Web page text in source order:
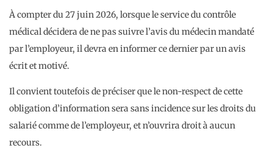
À compter du 27 juin 2026, lorsque le service du contrôle
médical décidera de ne pas suivre l’avis du médecin mandaté
par l’employeur, il devra en informer ce dernier par un avis
écrit et motivé.
Il convient toutefois de préciser que le non-respect de cette
obligation d’information sera sans incidence sur les droits du
salarié comme de l’employeur, et n’ouvrira droit à aucun
recours.